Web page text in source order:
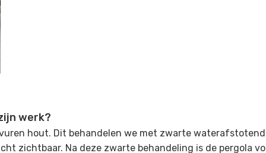
werk?
hout. Dit behandelen we met zwarte
zichtbaar. Na deze zwarte behandeling is de pergola